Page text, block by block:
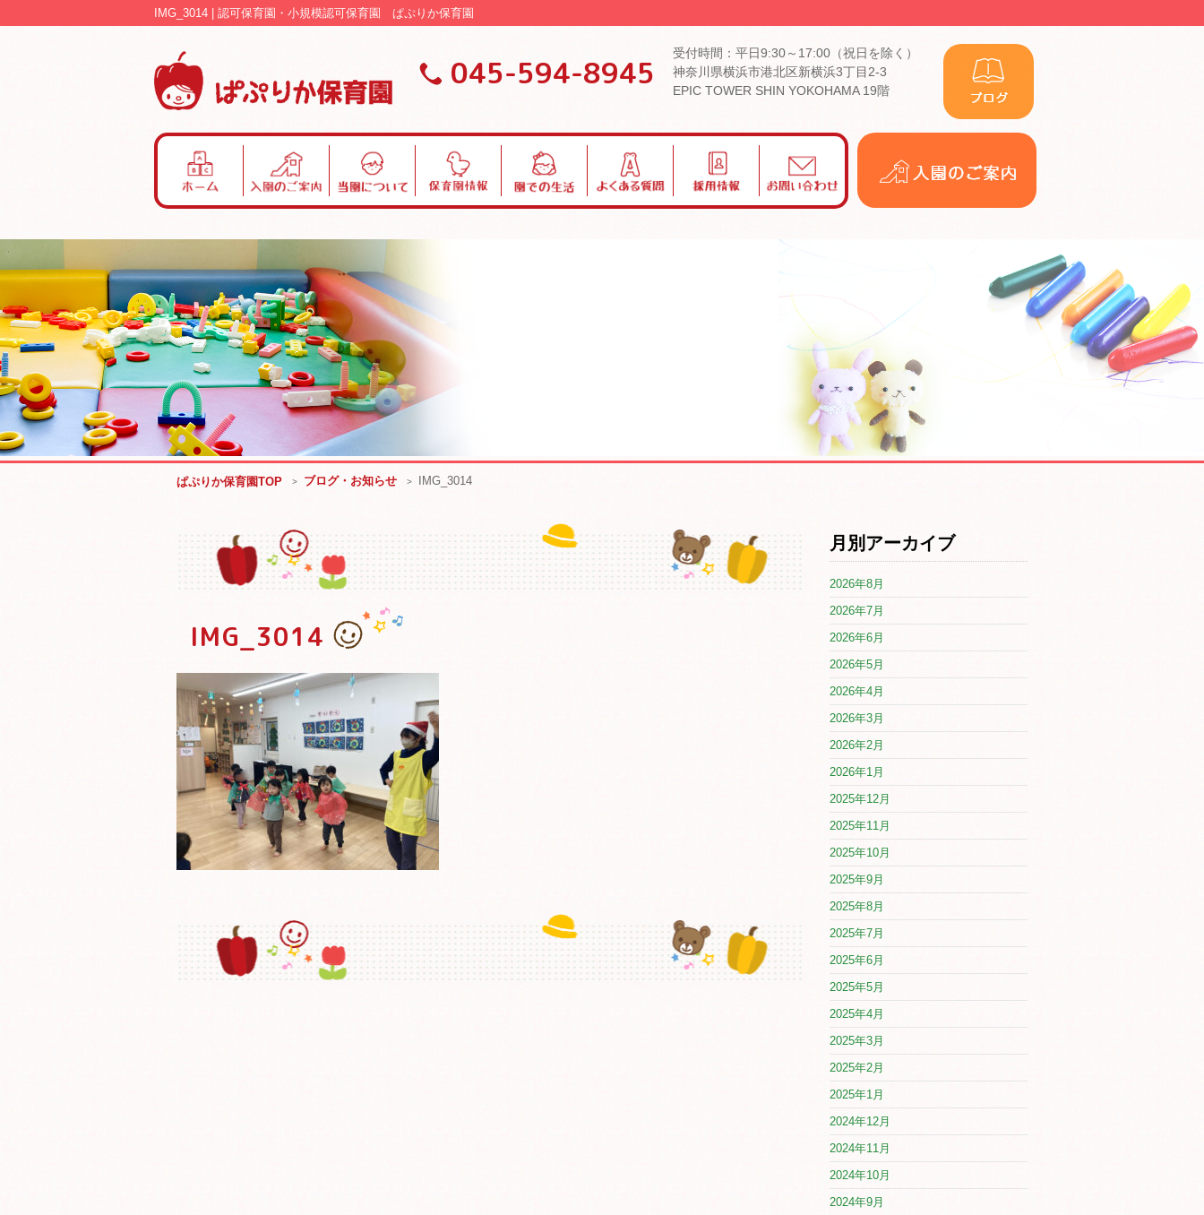
IMG_3014 | 認可保育園・小規模認可保育園 ぱぷりか保育園
045-594-8945
受付時間：平日9:30～17:00（祝日を除く）
神奈川県横浜市港北区新横浜3丁目2-3
EPIC TOWER SHIN YOKOHAMA 19階
の
ご
内
に
つ
て
情
生
あ
る
い
合
ぱぷりか保育園TOP ブログ・お知らせ IMG_3014
IMG_3014
月別アーカイブ
2026年8月
2026年7月
2026年6月
2026年5月
2026年4月
2026年3月
2026年2月
2026年1月
2025年12月
2025年11月
2025年10月
2025年9月
2025年8月
2025年7月
2025年6月
2025年5月
2025年4月
2025年3月
2025年2月
2025年1月
2024年12月
2024年11月
2024年10月
2024年9月